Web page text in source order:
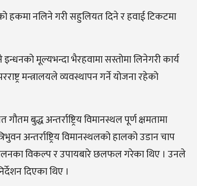
हकमा नलिने गरी सहुलियत दिने र हवाई टिकटमा
मूल्यभन्दा भैरहवामा सस्तोमा लिनेगरी कार्य
मन्त्रालयले व्यवस्थापन गर्ने योजना रहेको
बुद्ध अन्तर्राष्ट्रिय विमानस्थल पूर्ण क्षमतामा
अन्तर्राष्ट्रिय विमानस्थलको हालको उडान चाप
विकल्प र उपायबारे छलफल गरेका थिए । उनले
दिएका थिए ।